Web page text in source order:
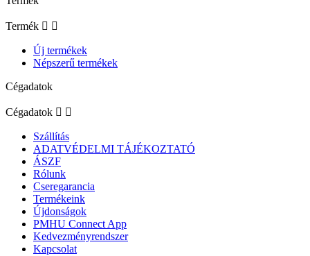
Termék  
Új termékek
Népszerű termékek
Cégadatok
Cégadatok  
Szállítás
ADATVÉDELMI TÁJÉKOZTATÓ
ÁSZF
Rólunk
Cseregarancia
Termékeink
Újdonságok
PMHU Connect App
Kedvezményrendszer
Kapcsolat